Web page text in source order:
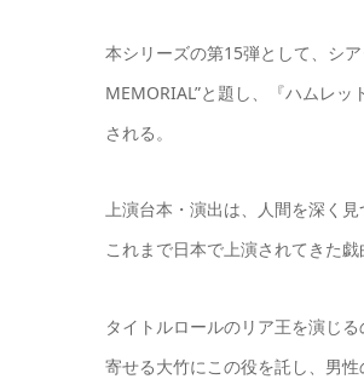
本シリーズの第15弾として、シ
MEMORIAL”と題し、『ハムレ
される。
上演台本・演出は、人間を深く
これまで日本で上演されてきた
タイトルロールのリア王を演じ
寄せる大竹にこの役を託し、男性